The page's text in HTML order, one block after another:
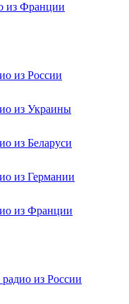
из Франции
из России
из Украины
из Беларуси
из Германии
из Франции
радио из России